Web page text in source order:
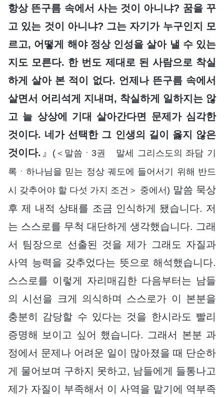
항상 뜬구름 속에서 사는 것이 아니냐? 꿈을 꾸
고 있는 것이 아니냐? 그는 자기가 누구인지 모
르고, 어떻게 해야 정상 인성을 살아 낼 수 있는
지도 모른다. 한 번도 제대로 된 사람으로 착실
하게 살아 본 적이 없다. 언제나 뜬구름 속에서
살면서 어리석게 지내며, 착실하게 일하지는 않
고 늘 상상에 기대 살아간다면 문제가 심각한
것이다. 네가 선택한 그 인생의 길이 옳지 않은
것이다. 』 (＜말씀ㆍ3권 말세 그리스도의 좌담 기
록ㆍ하나님을 믿는 정상 궤도에 들어서기 위해 반드
시 갖추어야 할 다섯 가지 조건＞ 중에서) 말씀 묵상
후 제 내적 상태를 조금 인식하게 됐습니다. 저
는 스스로를 무척 대단하게 생각했습니다. 그래
서 팀장으로 선출된 것을 제가 그래도 자질과
사역 능력을 갖추었다는 뜻으로 해석했습니다.
스스로를 이렇게 자리매김한 다음부터는 남들
의 시선을 크게 의식하며 스스로가 이 본분을
충분히 감당할 수 있다는 것을 한시라도 빨리
증명해 보이고 싶어 했습니다. 그래서 본분 과
정에서 문제나 어려운 일이 많아졌을 때 단순하
게 물어보며 구하지 못하고, 남들에게 들통나고
제가 자질이 부족해서 이 사역을 맡기에 역부족